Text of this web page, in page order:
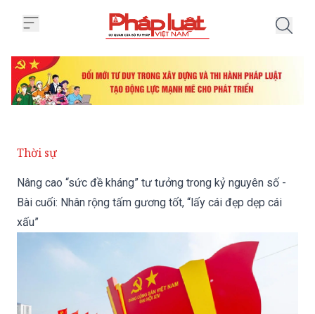
Thời sự
Nâng cao “sức đề kháng” tư tưởng trong kỷ nguyên số -
Bài cuối: Nhân rộng tấm gương tốt, “lấy cái đẹp dẹp cái
xấu”